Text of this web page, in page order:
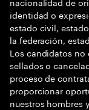
identidad o
estado civil,
la federación,
Los candidatos no
sellados o
proceso de
proporcionar
nuestros hombres